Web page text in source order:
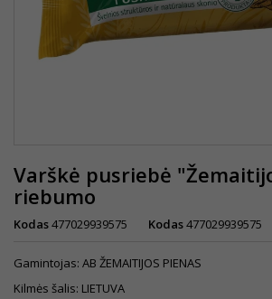
Varškė pusriebė
riebumo
Kodas477029939575 Kodas477029939575
Gamintojas: AB ŽEMAITIJOS PIENAS
Kilmės šalis: LIETUVA